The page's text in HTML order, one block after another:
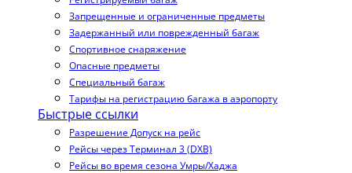
Запрещенные и ограниченные предметы
Задержанный или поврежденный багаж
Спортивное снаряжение
Опасные предметы
Специальный багаж
Тарифы на регистрацию багажа в аэропорту
Быстрые ссылки
Разрешение Допуск на рейс
Рейсы через Терминал 3 (DXB)
Рейсы во время сезона Умры/Хаджа